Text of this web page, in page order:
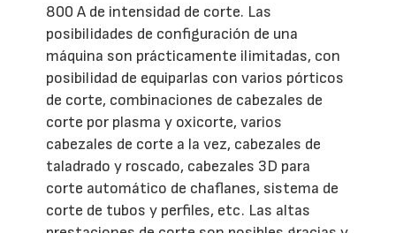
800 A de intensidad de corte. Las
posibilidades de configuración de una
máquina son prácticamente ilimitadas, con
posibilidad de equiparlas con varios pórticos
de corte, combinaciones de cabezales de
corte por plasma y oxicorte, varios
cabezales de corte a la vez, cabezales de
taladrado y roscado, cabezales 3D para
corte automático de chaflanes, sistema de
corte de tubos y perfiles, etc. Las altas